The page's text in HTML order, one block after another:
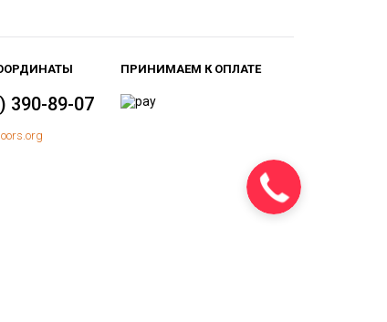
390-89-07
ПРИНИМАЕМ К ОПЛАТЕ